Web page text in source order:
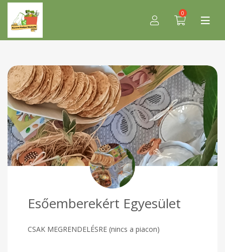
0
Esőemberekért Egyesület
CSAK MEGRENDELÉSRE (nincs a piacon)